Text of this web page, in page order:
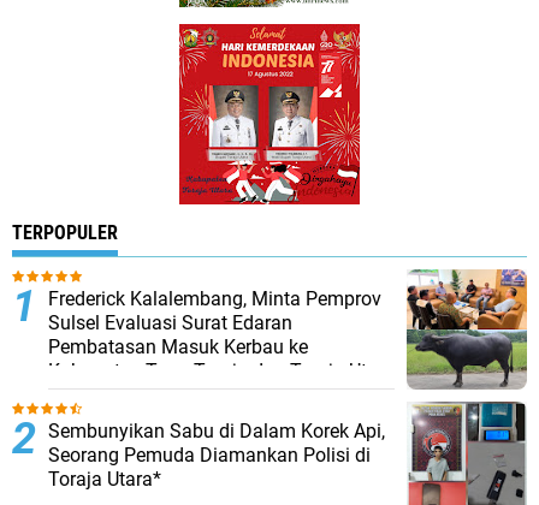
TERPOPULER
Frederick Kalalembang, Minta Pemprov
Sulsel Evaluasi Surat Edaran
Pembatasan Masuk Kerbau ke
Kabupaten Tana Toraja dan Toraja Utara
Sembunyikan Sabu di Dalam Korek Api,
Seorang Pemuda Diamankan Polisi di
Toraja Utara*